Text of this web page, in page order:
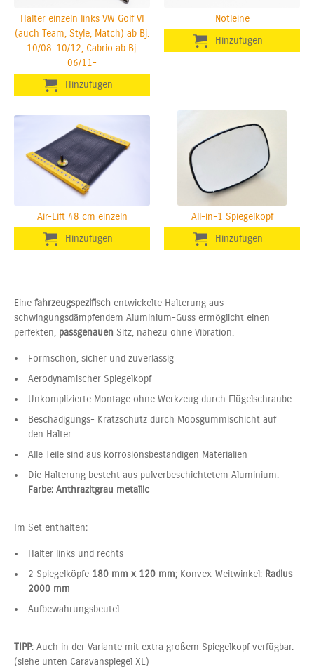
Halter einzeln links VW Golf VI
(auch Team, Style, Match) ab Bj.
10/08-10/12, Cabrio ab Bj.
06/11-
Notleine
Air-Lift 48 cm einzeln All-in-1 Spiegelkopf
Eine fahrzeugspezifisch entwickelte Halterung aus
schwingungsdämpfendem Aluminium-Guss ermöglicht einen
perfekten, passgenauen Sitz, nahezu ohne Vibration.
Formschön, sicher und zuverlässig
Aerodynamischer Spiegelkopf
Unkomplizierte Montage ohne Werkzeug durch Flügelschraube
Beschädigungs- Kratzschutz durch Moosgummischicht auf
den Halter
Alle Teile sind aus korrosionsbeständigen Materialien
Die Halterung besteht aus pulverbeschichtetem Aluminium.
Farbe: Anthrazitgrau metallic
Im Set enthalten:
Halter links und rechts
2 Spiegelköpfe 180 mm x 120 mm; Konvex-Weitwinkel: Radius
2000 mm
Aufbewahrungsbeutel
TIPP: Auch in der Variante mit extra großem Spiegelkopf verfügbar.
(siehe unten Caravanspiegel XL)